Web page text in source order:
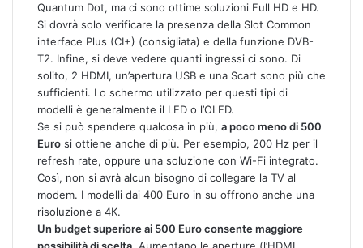
Quantum Dot, ma ci sono ottime soluzioni Full HD e HD.
Si dovrà solo verificare la presenza della Slot Common
interface Plus (CI+) (consigliata) e della funzione DVB-
T2. Infine, si deve vedere quanti ingressi ci sono. Di
solito, 2 HDMI, un’apertura USB e una Scart sono più che
sufficienti. Lo schermo utilizzato per questi tipi di
modelli è generalmente il LED o l’OLED.
Se si può spendere qualcosa in più, a poco meno di 500
Euro si ottiene anche di più. Per esempio, 200 Hz per il
refresh rate, oppure una soluzione con Wi-Fi integrato.
Così, non si avrà alcun bisogno di collegare la TV al
modem. I modelli dai 400 Euro in su offrono anche una
risoluzione a 4K.
Un budget superiore ai 500 Euro consente maggiore